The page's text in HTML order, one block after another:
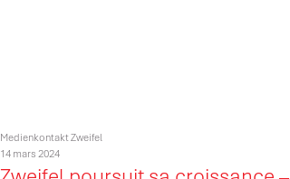
Medienkontakt Zweifel
14 mars 2024